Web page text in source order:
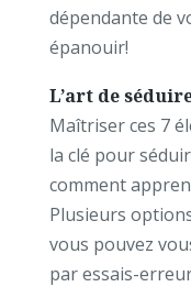
dépendante de
épanouir!
L’art de
Maîtriser ces 7
la clé pour
comment
Plusieurs
vous pouvez
par essais-